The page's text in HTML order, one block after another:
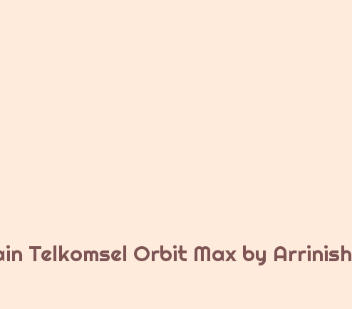
Telkomsel Orbit Max by Arrinish